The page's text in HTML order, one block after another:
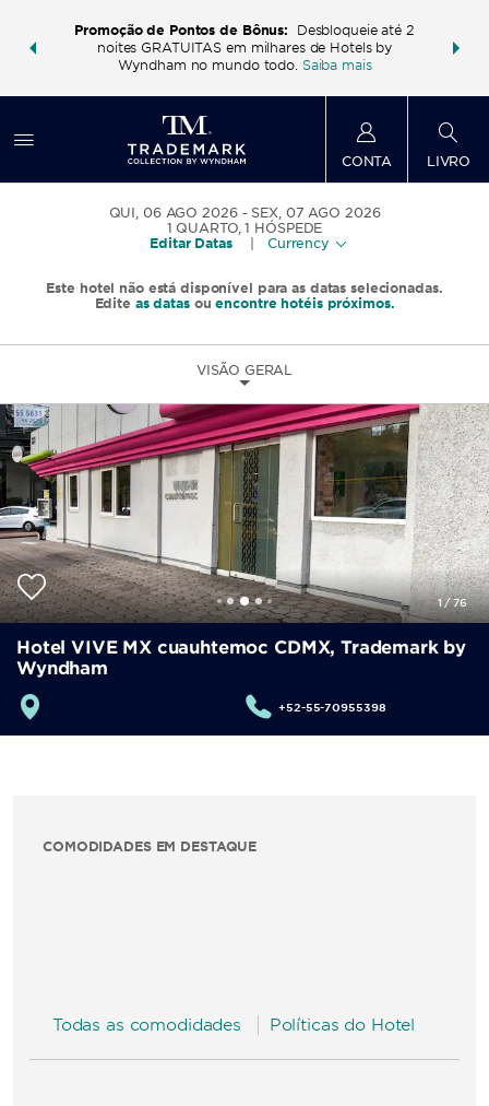
Ganhe
pacote
Promoção de Pontos de Bônus:
Desbloqueie até 2
noites GRATUITAS em milhares de Hotels by
Wyndham no mundo todo. Saiba mais
mais
também
CONTA LIVRO
QUI, 06 AGO 2026
SEX, 07 AGO 2026
1 QUARTO,1 HÓSPEDE
Editar Datas
Currency
Este hotel não está disponível para as datas selecionadas.
Edite as datasouencontre hotéis próximos.
VISÃO GERAL
1/76
Hotel VIVE MX cuauhtemoc CDMX, Trademark by
Wyndham
+52-55-70955398
COMODIDADES EM DESTAQUE
Todas as comodidades Políticas do Hotel